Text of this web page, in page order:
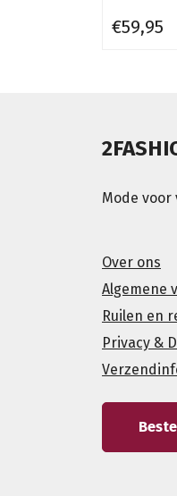
€59,95
Mode
Over ons
Algemene
Ruilen en
Privacy &